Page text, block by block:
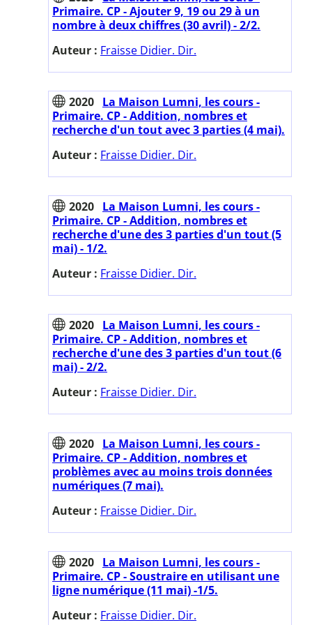
Primaire. CP - Ajouter 9, 19 ou 29 à un
nombre à deux chiffres (30 avril) - 2/2.
Auteur : Fraisse Didier. Dir.
2020 La Maison Lumni, les cours -
Primaire. CP - Addition, nombres et
recherche d'un tout avec 3 parties (4 mai).
Auteur : Fraisse Didier. Dir.
2020 La Maison Lumni, les cours -
Primaire. CP - Addition, nombres et
recherche d'une des 3 parties d'un tout (5
mai) - 1/2.
Auteur : Fraisse Didier. Dir.
2020 La Maison Lumni, les cours -
Primaire. CP - Addition, nombres et
recherche d'une des 3 parties d'un tout (6
mai) - 2/2.
Auteur : Fraisse Didier. Dir.
2020 La Maison Lumni, les cours -
Primaire. CP - Addition, nombres et
problèmes avec au moins trois données
numériques (7 mai).
Auteur : Fraisse Didier. Dir.
2020 La Maison Lumni, les cours -
Primaire. CP - Soustraire en utilisant une
ligne numérique (11 mai) -1/5.
Auteur : Fraisse Didier. Dir.